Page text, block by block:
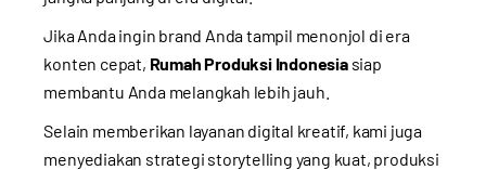
Jika Anda ingin brand Anda tampil menonjol di era
konten cepat, Rumah Produksi Indonesiasiap
membantu Anda melangkah lebih jauh.
Selain memberikan layanan digital kreatif, kami juga
menyediakan strategi storytelling yang kuat, produksi